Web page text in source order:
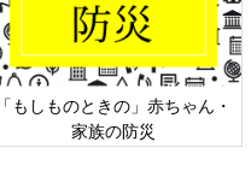
「もしものときの」赤ちゃん・
家族の防災